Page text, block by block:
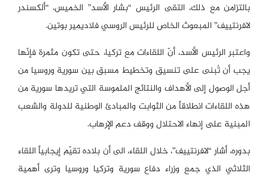
بالتزامن مع ذلك، التقى الرئيس “بشار الأسد” الخميس، “ألكسندر
لافرنتييف” المبعوث الخاص للرئيس الروسي فلاديمير بوتين.
واعتبر الرئيس الأسد، أنّ اللقاءات مع تركيا، حتى تكون مثمرة فإنّها
يجب أن تُبنى على تنسيق وتخطيط مسبق بين سورية وروسيا من
أجل الوصول إلى الأهداف والنتائج الملموسة التي تريدها سورية من
هذه اللقاءات انطلاقاً من الثوابت والمبادئ الوطنية للدولة والشعب
المبنية على إنهاء الاحتلال ووقف دعم الإرهاب.
بدوره، أشار “لافرنتييف”، خلال اللقاء، الى أن بلاده تقيّم إيجابياً اللقاء
الثلاثي الذي جمع وزراء دفاع سورية وتركيا وروسيا وترى أهمية